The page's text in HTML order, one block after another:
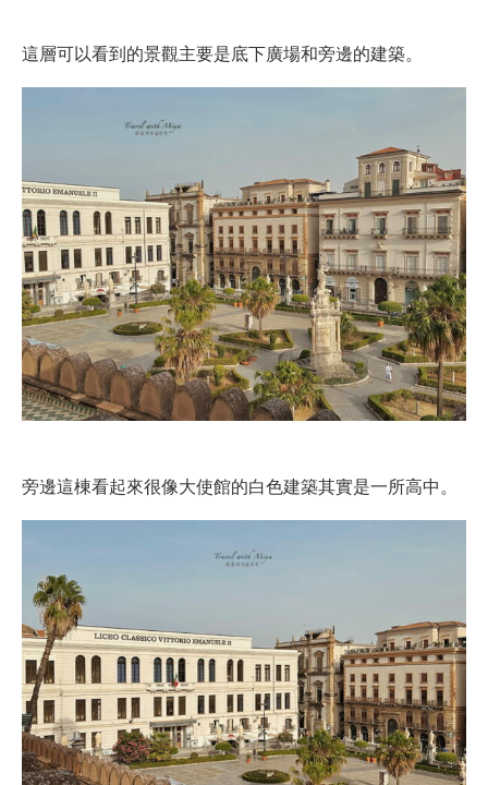
這層可以看到的景觀主要是底下廣場和旁邊的建築。
旁邊這棟看起來很像大使館的白色建築其實是一所高中。